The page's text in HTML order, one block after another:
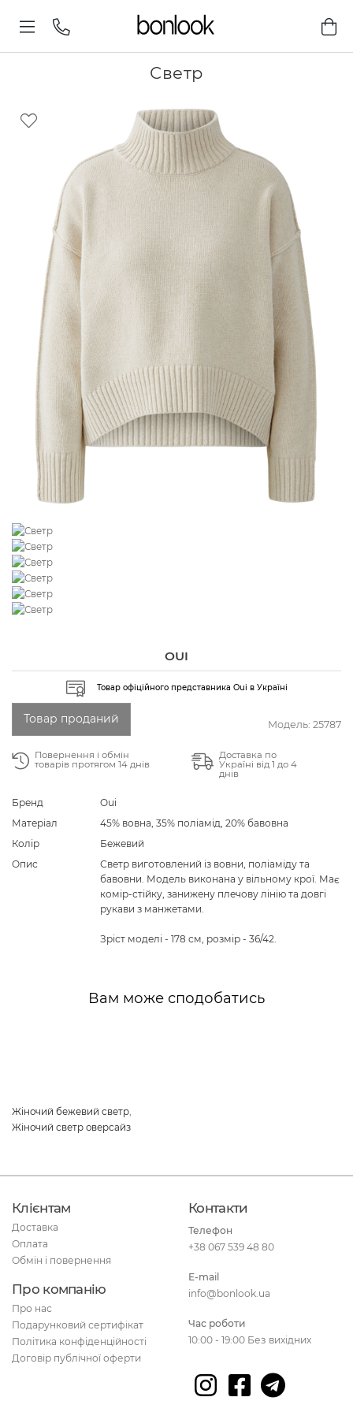
Светр
OUI
Товар офіційного представника Oui в Україні
Модель: 25787
Товар проданий
Повернення і обмін
товарів протягом 14 днів
Доставка по
Україні від 1 до 4
днів
Бренд
Oui
Матеріал
45% вовна, 35% поліамід, 20% бавовна
Колір
Бежевий
Опис
Светр виготовлений із вовни, поліаміду та
бавовни. Модель виконана у вільному крої. Має
комір-стійку, занижену плечову лінію та довгі
рукави з манжетами.
Зріст моделі - 178 см, розмір - 36/42.
Вам може сподобатись
Жіночий бежевий светр
Жіночий светр оверсайз
Клієнтам
Доставка
Оплата
Обмін і повернення
Про компанію
Про нас
Подарунковий сертифікат
Політика конфіденційності
Договір публічної оферти
Контакти
Телефон
+38 067 539 48 80
E-mail
info@bonlook.ua
Час роботи
10:00 - 19:00 Без вихідних